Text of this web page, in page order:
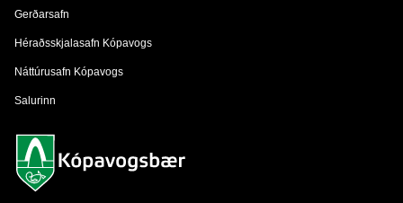
Gerðarsafn
Héraðsskjalasafn Kópavogs
Náttúrusafn Kópavogs
Salurinn